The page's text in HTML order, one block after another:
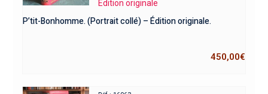
Edition originale
P’tit-Bonhomme. (Portrait collé) – Édition originale.
450,00€